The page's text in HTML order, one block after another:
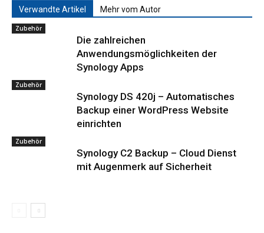
Verwandte Artikel Mehr vom Autor
Zubehör
Die zahlreichen
Anwendungsmöglichkeiten der
Synology Apps
Zubehör
Synology DS 420j – Automatisches
Backup einer WordPress Website
einrichten
Zubehör
Synology C2 Backup – Cloud Dienst
mit Augenmerk auf Sicherheit